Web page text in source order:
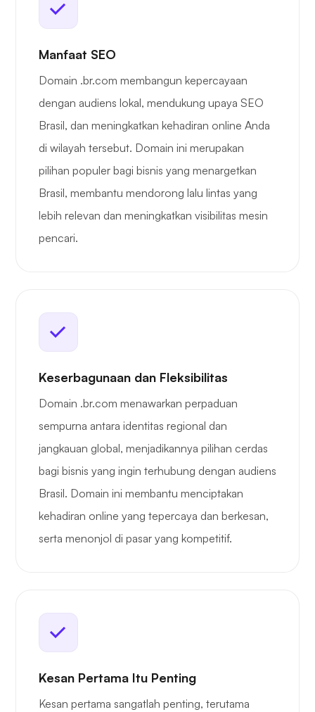
Manfaat SEO
Domain .br.com membangun kepercayaan
dengan audiens lokal, mendukung upaya SEO
Brasil, dan meningkatkan kehadiran online Anda
di wilayah tersebut. Domain ini merupakan
pilihan populer bagi bisnis yang menargetkan
Brasil, membantu mendorong lalu lintas yang
lebih relevan dan meningkatkan visibilitas mesin
pencari.
Keserbagunaan dan Fleksibilitas
Domain .br.com menawarkan perpaduan
sempurna antara identitas regional dan
jangkauan global, menjadikannya pilihan cerdas
bagi bisnis yang ingin terhubung dengan audiens
Brasil. Domain ini membantu menciptakan
kehadiran online yang tepercaya dan berkesan,
serta menonjol di pasar yang kompetitif.
Kesan Pertama Itu Penting
Kesan pertama sangatlah penting, terutama